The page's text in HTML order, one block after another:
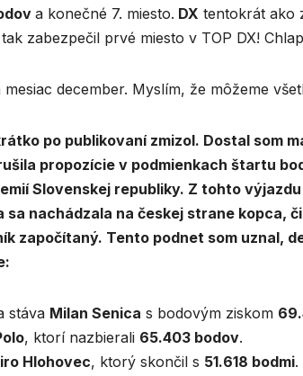
a konečné 7. miesto. DX tentokrát ako
zabezpečil prvé miesto v TOP DX!
december. Myslím, že môžeme
po publikovaní zmizol. Dostal som
propozície v podmienkach štartu
Slovenskej republiky. Z tohto
nachádzala na českej strane kopca,
započítaný. Tento podnet som uznal,
stáva Milan Senica s bodovým ziskom
, ktorí nazbierali 65.403 bodov.
Hlohovec, ktorý skončil s 51.618 bodmi.